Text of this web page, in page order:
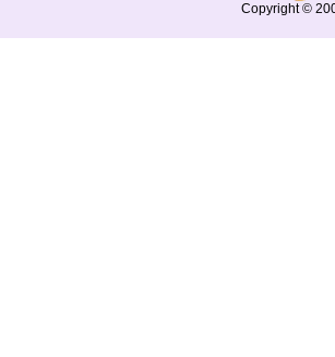
Copyright ©